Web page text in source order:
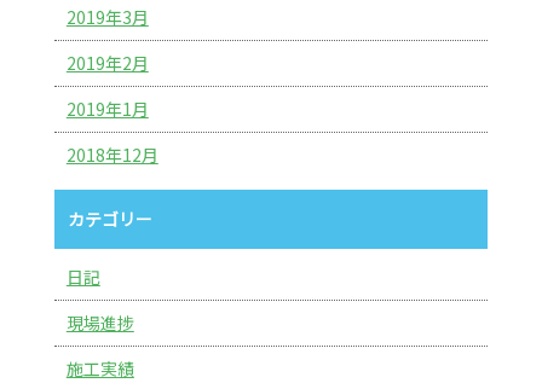
2019年3月
2019年2月
2019年1月
2018年12月
カテゴリー
日記
現場進捗
施工実績